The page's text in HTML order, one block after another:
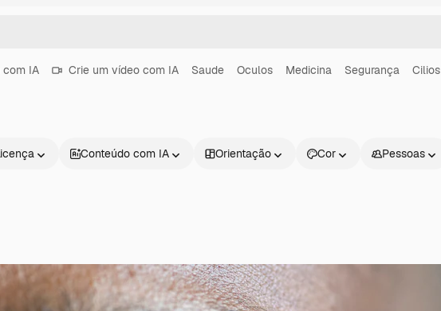
com IA Crie um vídeo com IA Saude Oculos Medicina Segurança Cilios
Conteúdo com IA Orientação Cor Pessoas